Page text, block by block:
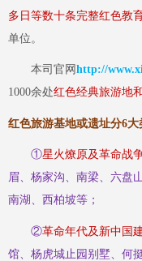
多日等数十条完整红色教
单位。
本司官网 http://
1000余处红色经典旅游地
红色旅游基地或遗址分6大
①星火燎原及革命战
眉、杨家沟、南梁、六盘
南湖、西柏坡等；
②革命年代及新中国
馆、杨虎城止园别墅、何